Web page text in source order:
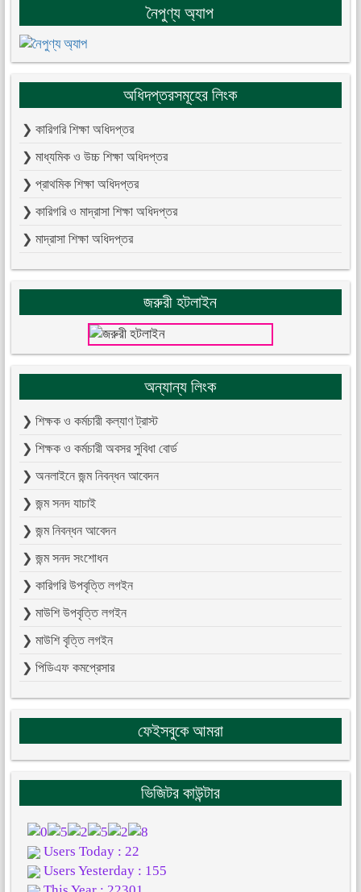
নৈপুণ্য অ্যাপ
অধিদপ্তরসমূহের লিংক
❯ কারিগরি শিক্ষা অধিদপ্তর
❯ মাধ্যমিক ও উচ্চ শিক্ষা অধিদপ্তর
❯ প্রাথমিক শিক্ষা অধিদপ্তর
❯ কারিগরি ও মাদ্রাসা শিক্ষা অধিদপ্তর
❯ মাদ্রাসা শিক্ষা অধিদপ্তর
জরুরী হটলাইন
অন্যান্য লিংক
❯ শিক্ষক ও কর্মচারী কল্যাণ ট্রাস্ট
❯ শিক্ষক ও কর্মচারী অবসর সুবিধা বোর্ড
❯ অনলাইনে জন্ম নিবন্ধন আবেদন
❯ জন্ম সনদ যাচাই
❯ জন্ম নিবন্ধন আবেদন
❯ জন্ম সনদ সংশোধন
❯ কারিগরি উপবৃত্তি লগইন
❯ মাউশি উপবৃত্তি লগইন
❯ মাউশি বৃত্তি লগইন
❯ পিডিএফ কমপ্রেসার
ফেইসবুকে আমরা
ভিজিটর কাউন্টার
Users Today : 22
Users Yesterday : 155